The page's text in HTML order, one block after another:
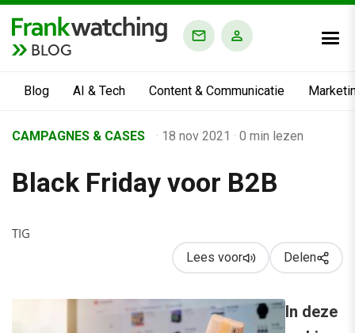
BLOG
Blog AI & Tech Content & Communicatie
Business Channel
Alle artikelen
CAMPAGNES & CASES · 18 nov 2021 · 0 min lezen
Black Friday voor B2B
TIG
Lees voor Delen
In deze